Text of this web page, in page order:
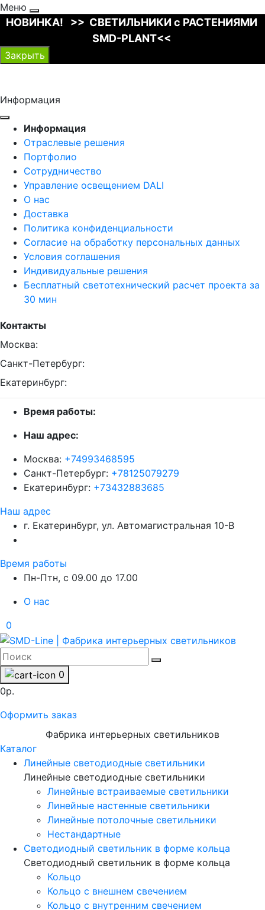
Меню
НОВИНКА! >> СВЕТИЛЬНИКИ с РАСТЕНИЯМИ
SMD-PLANT<<
Закрыть
Информация
Информация
Отраслевые решения
Портфолио
Сотрудничество
Управление освещением DALI
О нас
Доставка
Политика конфиденциальности
Согласие на обработку персональных данных
Условия соглашения
Индивидуальные решения
Бесплатный светотехнический расчет проекта за
30 мин
Контакты
Москва:
Санкт-Петербург:
Екатеринбург:
Время работы:
Наш адрес:
Москва: +74993468595
Санкт-Петербург: +78125079279
Екатеринбург: +73432883685
Наш адрес
г. Екатеринбург, ул. Автомагистральная 10-В
Время работы
Пн-Птн, с 09.00 до 17.00
О нас
0
0
0р.
Оформить заказ
Фабрика интерьерных светильников
Каталог
Линейные светодиодные светильники
Линейные светодиодные светильники
Линейные встраиваемые светильники
Линейные настенные светильники
Линейные потолочные светильники
Нестандартные
Светодиодный светильник в форме кольца
Светодиодный светильник в форме кольца
Кольцо
Кольцо с внешнем свечением
Кольцо с внутренним свечением